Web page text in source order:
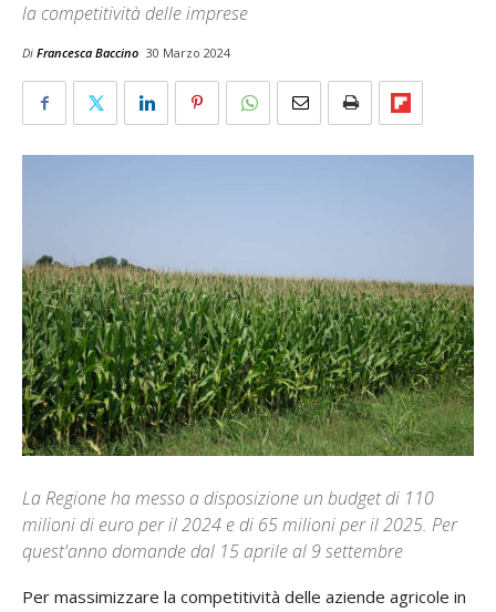
la competitività delle imprese
Di Francesca Baccino 30 Marzo 2024
La Regione ha messo a disposizione un budget di 110
milioni di euro per il 2024 e di 65 milioni per il 2025. Per
quest'anno domande dal 15 aprile al 9 settembre
Per massimizzare la competitività delle aziende agricole in